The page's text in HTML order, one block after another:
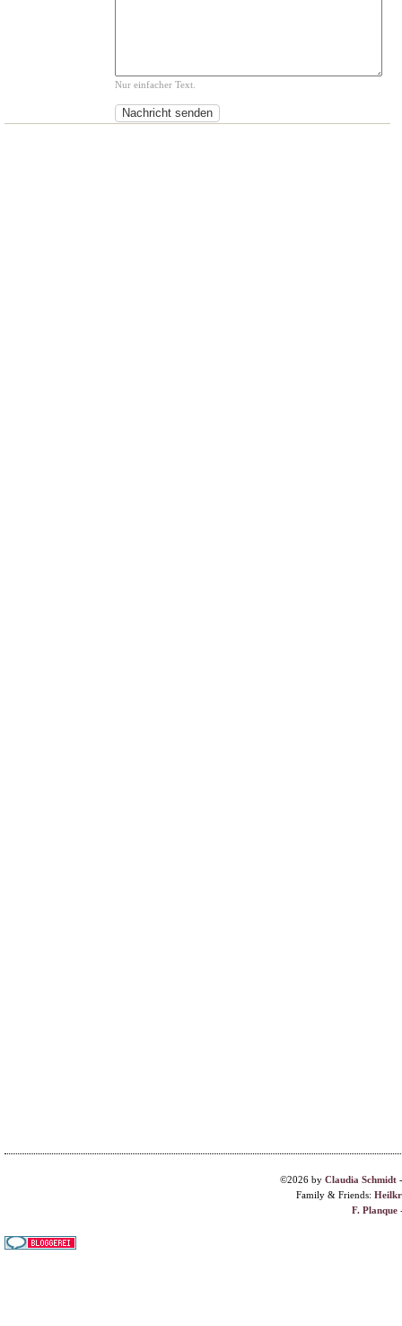
Nur einfacher Text.
©2026 by Claudia Schmidt
Family & Friends:
F. Planque